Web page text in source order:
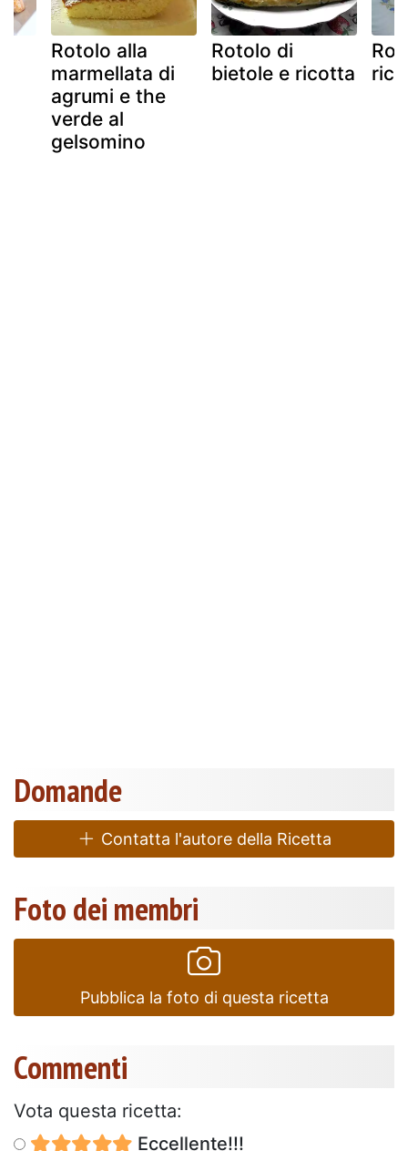
Rotolo alla
marmellata di
agrumi e the
verde al
gelsomino
Rotolo di
bietole e ricotta
Domande
Contatta l'autore della Ricetta
Foto dei membri
Pubblica la foto di questa ricetta
Commenti
Vota questa ricetta:
Eccellente!!!